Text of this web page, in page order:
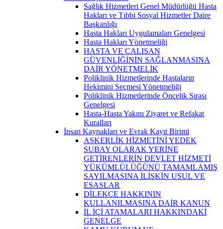
Sağlık Hizmetleri Genel Müdürlüğü Hasta
Hakları ve Tıbbi Sosyal Hizmetler Daire
Başkanlığı
Hasta Hakları Uygulamaları Genelgesi
Hasta Hakları Yönetmeliği
HASTA VE ÇALIŞAN
GÜVENLİĞİNİN SAĞLANMASINA
DAİR YÖNETMELİK
Poliklinik Hizmetlerinde Hastaların
Hekimini Seçmesi Yönetmeliği
Poliklinik Hizmetlerinde Öncelik Sırası
Genelgesi
Hasta-Hasta Yakını Ziyaret ve Refakat
Kuralları
İnsan Kaynakları ve Evrak Kayıt Birimi
ASKERLİK HİZMETİNİ YEDEK
SUBAY OLARAK YERİNE
GETİRENLERİN DEVLET HİZMETİ
YÜKÜMLÜLÜĞÜNÜ TAMAMLAMIŞ
SAYILMASINA İLİŞKİN USUL VE
ESASLAR
DİLEKÇE HAKKININ
KULLANILMASINA DAİR KANUN
İL İÇİ ATAMALARI HAKKINDAKİ
GENELGE